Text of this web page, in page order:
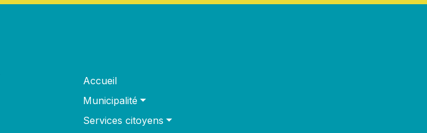
Accueil
Municipalité
Services citoyens